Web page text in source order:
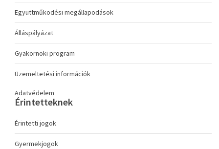
Együttműködési megállapodások
Álláspályázat
Gyakornoki program
Üzemeltetési információk
Adatvédelem
Érintetteknek
Érintetti jogok
Gyermekjogok